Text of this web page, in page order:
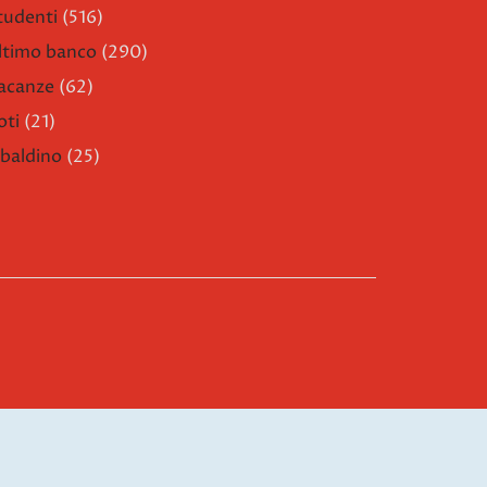
(516)
banco (290)
(62)
(21)
(25)